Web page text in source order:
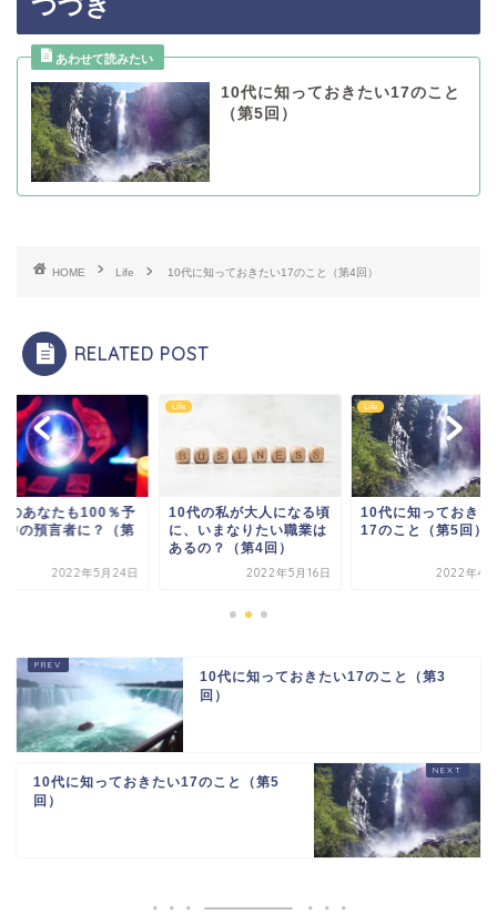
10代に知っておきたい17のこと
（第5回）
HOME Life 10代に知っておきたい17のこと（第4回）
RELATED POST
のあなたも100％予
中の預言者に？（第
2022年5月24日
Life
10代の私が大人になる頃
に、いまなりたい職業は
あるの？（第4回）
2022年5月16日
Life
10代に知っておきた
17のこと（第5回）
2022年4
10代に知っておきたい17のこと（第3
回）
10代に知っておきたい17のこと（第5
回）